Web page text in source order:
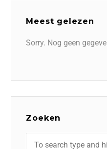
Meest gelezen
Sorry. Nog geen
Zoeken